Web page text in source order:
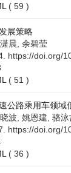
( 59 )
展策略
晨, 余碧莹
https://doi.org/
( 51 )
公路乘用车领域
波, 姚恩建, 骆泳
https://doi.org/
( 36 )